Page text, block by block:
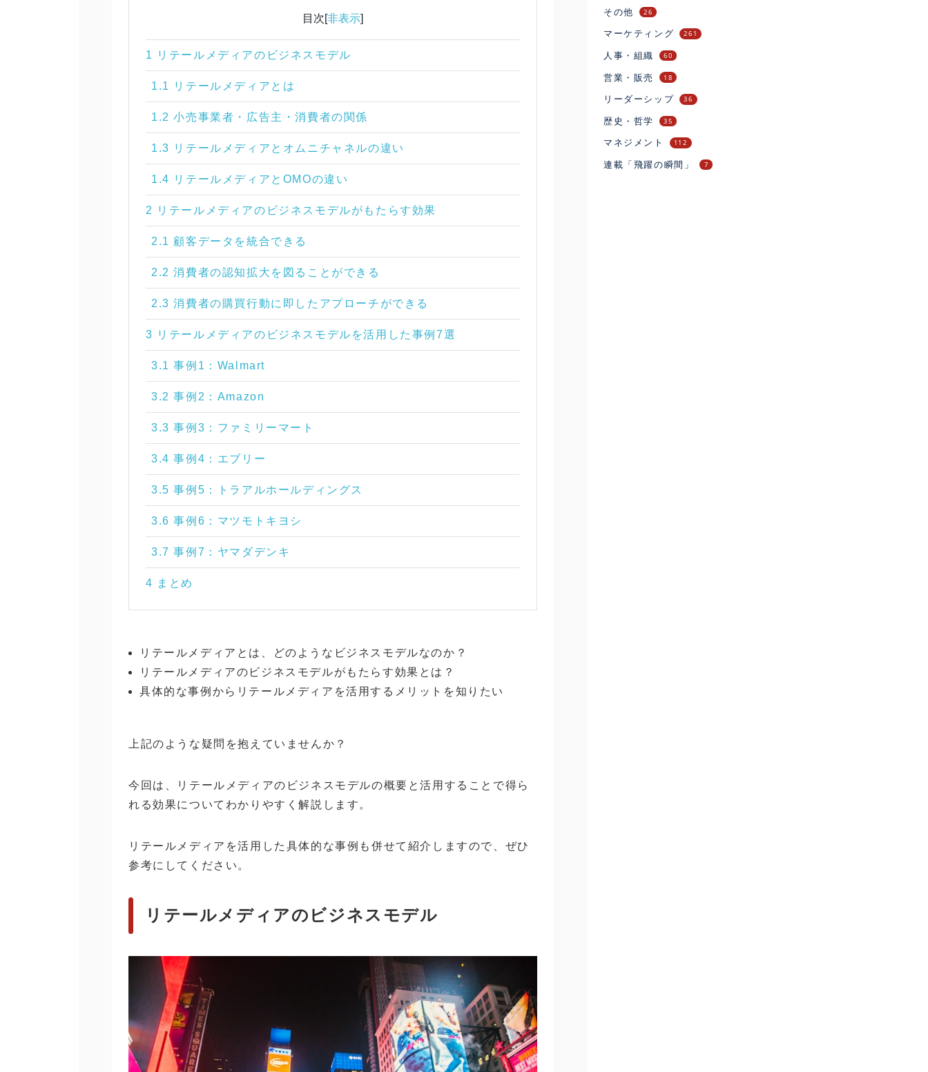
目次[非表示]
1 リテールメディアのビジネスモデル
1.1 リテールメディアとは
1.2 小売事業者・広告主・消費者の関係
1.3 リテールメディアとオムニチャネルの違い
1.4 リテールメディアとOMOの違い
2 リテールメディアのビジネスモデルがもたらす効果
2.1 顧客データを統合できる
2.2 消費者の認知拡大を図ることができる
2.3 消費者の購買行動に即したアプローチができる
3 リテールメディアのビジネスモデルを活用した事例7選
3.1 事例1：Walmart
3.2 事例2：Amazon
3.3 事例3：ファミリーマート
3.4 事例4：エブリー
3.5 事例5：トラアルホールディングス
3.6 事例6：マツモトキヨシ
3.7 事例7：ヤマダデンキ
4 まとめ
リテールメディアとは、どのようなビジネスモデルなのか？
リテールメディアのビジネスモデルがもたらす効果とは？
具体的な事例からリテールメディアを活用するメリットを知りたい
上記のような疑問を抱えていませんか？
今回は、リテールメディアのビジネスモデルの概要と活用することで得ら
れる効果についてわかりやすく解説します。
リテールメディアを活用した具体的な事例も併せて紹介しますので、ぜひ
参考にしてください。
リテールメディアのビジネスモデル
その他 26
マーケティング 261
人事・組織 60
営業・販売 18
リーダーシップ 36
歴史・哲学 35
マネジメント 112
連載「飛躍の瞬間」 7